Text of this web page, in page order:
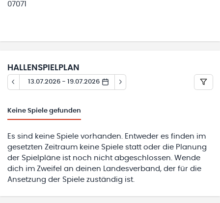
07071
HALLENSPIELPLAN
13.07.2026 - 19.07.2026
Keine Spiele gefunden
Es sind keine Spiele vorhanden. Entweder es finden im
gesetzten Zeitraum keine Spiele statt oder die Planung
der Spielpläne ist noch nicht abgeschlossen. Wende
dich im Zweifel an deinen Landesverband, der für die
Ansetzung der Spiele zuständig ist.